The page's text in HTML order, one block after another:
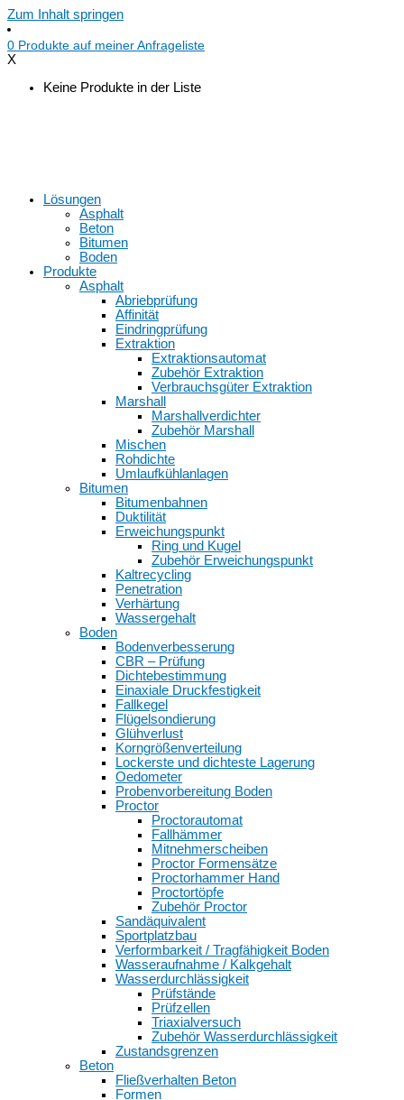
Zum Inhalt springen
0 Produkte auf meiner Anfrageliste
X
Keine Produkte in der Liste
Lösungen
Asphalt
Beton
Bitumen
Boden
Produkte
Asphalt
Abriebprüfung
Affinität
Eindringprüfung
Extraktion
Extraktionsautomat
Zubehör Extraktion
Verbrauchsgüter Extraktion
Marshall
Marshallverdichter
Zubehör Marshall
Mischen
Rohdichte
Umlaufkühlanlagen
Bitumen
Bitumenbahnen
Duktilität
Erweichungspunkt
Ring und Kugel
Zubehör Erweichungspunkt
Kaltrecycling
Penetration
Verhärtung
Wassergehalt
Boden
Bodenverbesserung
CBR – Prüfung
Dichtebestimmung
Einaxiale Druckfestigkeit
Fallkegel
Flügelsondierung
Glühverlust
Korngrößenverteilung
Lockerste und dichteste Lagerung
Oedometer
Probenvorbereitung Boden
Proctor
Proctorautomat
Fallhämmer
Mitnehmerscheiben
Proctor Formensätze
Proctorhammer Hand
Proctortöpfe
Zubehör Proctor
Sandäquivalent
Sportplatzbau
Verformbarkeit / Tragfähigkeit Boden
Wasseraufnahme / Kalkgehalt
Wasserdurchlässigkeit
Prüfstände
Prüfzellen
Triaxialversuch
Zubehör Wasserdurchlässigkeit
Zustandsgrenzen
Beton
Fließverhalten Beton
Formen